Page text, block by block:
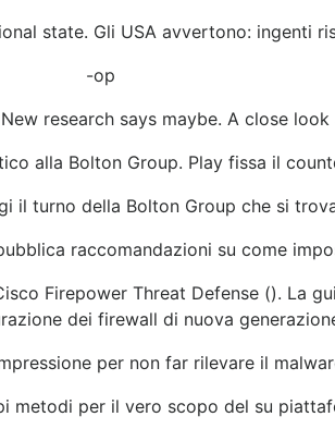
state. Gli USA avvertono: ingenti
-op
research says maybe. A close
alla Bolton Group. Play fissa il
il turno della Bolton Group che si
raccomandazioni su come
Firepower Threat Defense (). La
dei firewall di nuova
per non far rilevare il
metodi per il vero scopo del su